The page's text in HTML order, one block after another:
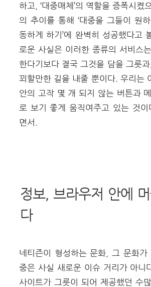
하고, ‘대중매체’의 역할을 증폭시켰
의 추이를 통해 ‘대중을 그들이 원
동하게 하기’에 완벽히 성공했다고
로운 사실은 이러한 종류의 서비스
한다기보다 결국 그것을 담을 그릇
꾀할만한 길을 내줄 뿐이다. 우리는
안의 고작 몇 개 되지 않는 버튼과
로 보기 좋게 움직여주고 있는 것이
면서.
정보, 브라우저 안에
다
네티즌이 형성하는 문화, 그 문화가
중은 사실 새로운 이슈 거리가 아니
사이트가 그릇이 되어 제공했던 수